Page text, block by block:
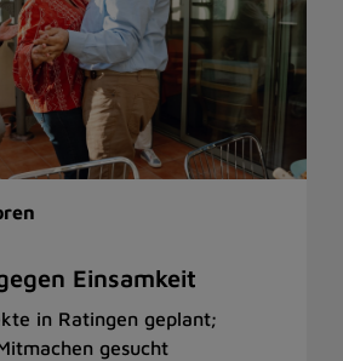
Einsamkeit
in Ratingen geplant;
gesucht